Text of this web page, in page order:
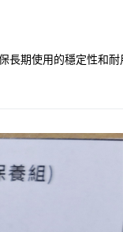
期使用的穩定性和